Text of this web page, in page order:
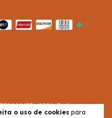
o uso de cookies para
- 2026. Todos os